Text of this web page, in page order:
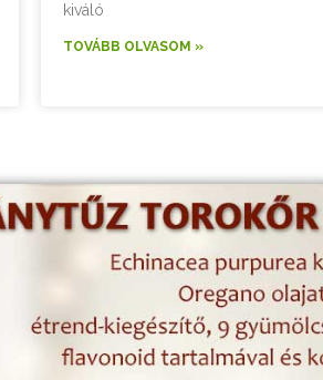
kiváló
TOVÁBB OLVASOM »